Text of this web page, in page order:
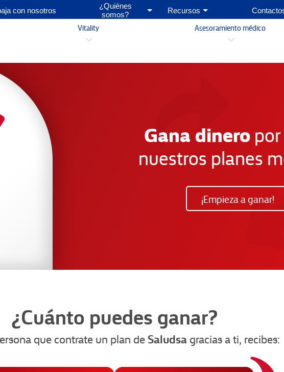
con nosotros
¿Quiénes
somos?
Recursos
Vitality
3
Asesoramiento médico
3
Gana dineropor
nuestros planes
¡Empieza a ganar!
¿Cuánto puedes ganar?
que contrate un plan deSaludsagracias a ti, recibes: